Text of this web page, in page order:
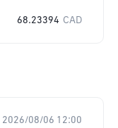
68.23394 CAD
2026/08/06 12:00